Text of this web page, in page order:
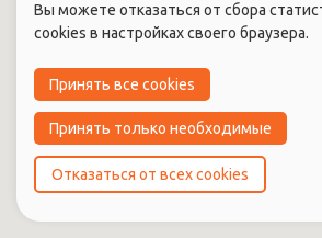
Вы можете отказаться от сбора
cookies в настройках своего браузера.
Принять все cookies
Принять только необходимые
Отказаться от всех cookies